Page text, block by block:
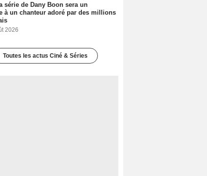
série de Dany Boon sera un
à un chanteur adoré par des millions
2026
Toutes les actus Ciné & Séries